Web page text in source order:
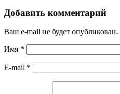
Добавить комментарий
Ваш e-mail не будет опубликован.
Имя *
E-mail *